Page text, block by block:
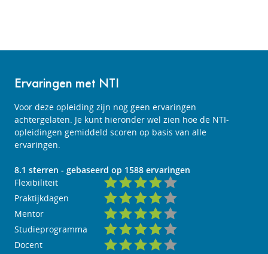
Ervaringen met NTI
Voor deze opleiding zijn nog geen ervaringen
achtergelaten. Je kunt hieronder wel zien hoe de NTI-
opleidingen gemiddeld scoren op basis van alle
ervaringen.
8.1 sterren - gebaseerd op 1588 ervaringen
Flexibiliteit
Praktijkdagen
Mentor
Studieprogramma
Docent